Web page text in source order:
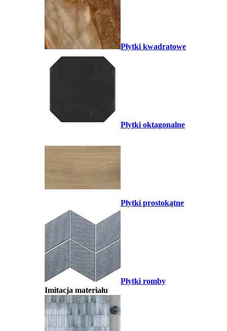
Płytki kwadratowe
Płytki oktagonalne
Płytki prostokątne
Płytki romby
Imitacja materiału